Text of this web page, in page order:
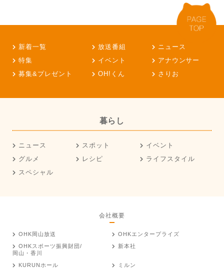
新着一覧 放送番組
ニュース
特集
イベント
アナウンサー
募集&プレゼント
OH!くん さりお
暮らし
ニュース スポット
イベント
グルメ
レシピ
ライフスタイル
スペシャル
会社概要
OHK岡山放送
OHKエンタープライズ
OHKスポーツ振興財団/
岡山・香川
新本社
KURUNホール
ミルン